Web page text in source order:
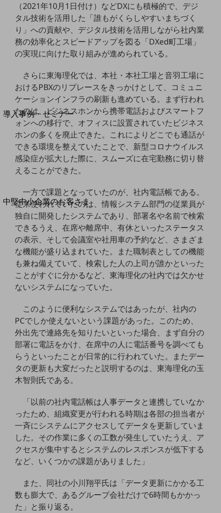
運用保守・故障紛失サポート
回線・ネットワーク
お手続き
別ウィンドウで開きます
サービスをご利用中のお客さま
導入事例・セミナー
導入事例TOP
最新の導入事例や注目の導入事例をご紹介します
セミナー
開催・出展する各種セミナー、イベント情報をご紹介します
別ウィンドウで開きます
中堅中小企業のお客さま
NTTドコモビジネスウォッチ
ビジネスお役立ち情報
旬な話題やお役立ち資料などDXの課題を
解決するヒントをお届けする記事サイト
新着記事
お役立ち資料ダウンロード
トレンド記事特集
IT用語集
サービス・ソリューション
課題やニーズに合ったサービスをご紹介し、
中堅中小企業のビジネスをサポート！
お悩みから見つける
お悩みから見つけるTOP
ネットワーク
バックオフィス
リモート・ハイブリッドワーク
セキュリティ
その他のお悩みはこちら
業界から見つけるTOP
製造業
（2021年10月1日付け）などDXにも積極的で、デジ
タル技術を活用した「誰もがくらしやすいまちづく
り」への貢献や、デジタル技術を活用しながら社内業
務の効率化とスピードアップを図る「DXed町工場」
の実現に向けた取り組みが進められている。
さらに東海理化では、本社・本社工場と音羽工場に
おけるPBXのリプレースをきっかけとして、コミュニ
ケーションインフラの刷新も進めている。まず行われ
たのは、ビジネスホンから携帯電話およびスマートフ
ォンへの移行で、オフィスに設置されていたビジネス
ホンの多くを廃止できた。これによりどこでも通話が
できる環境を整えていたことで、新型コロナウイルス
感染症が拡大した際に、スムーズに在宅勤務に切り替
えることができた。
一方で課題となっていたのが、社内電話帳である。
従来使われていたのは、情報システム部門の従業員が
独自に開発したシステムであり、部署名や名前で検索
できるうえ、在席や離席中、有休といったステータス
の表示、そして会議室や社用車の予約など、さまざま
な機能が盛り込まれていた。また職制表としての機能
も兼ね備えていて、検索した人の上司が誰かといった
ことがすぐに分かるなど、東海理化の社内では欠かせ
ないシステムになっていた。
このように便利なシステムではあったが、社内の
PCでしか使えないという課題があった。このため、
外出先で連絡先を知りたいといった場合、まず自分の
部署に電話をかけ、在席中の人に電話番号を調べても
らうといったことが日常的に行われていた。またデー
タの更新も大変だったと説明するのは、東海理化の玉
木智則氏である。
「以前の社内電話帳は人事データと連携していなか
ったため、組織変更が行われる時期は各部の担当者が
一斉にシステムにアクセスしてデータを更新していま
した。その作業に多くの工数が発生していたうえ、ア
クセスが集中するとシステムのレスポンスが低下する
など、いくつかの課題がありました」
また、同社の小川翔平氏は「データ更新にかかる工
数も膨大で、あるグループ会社だけで6時間もかかっ
た」と振り返る。